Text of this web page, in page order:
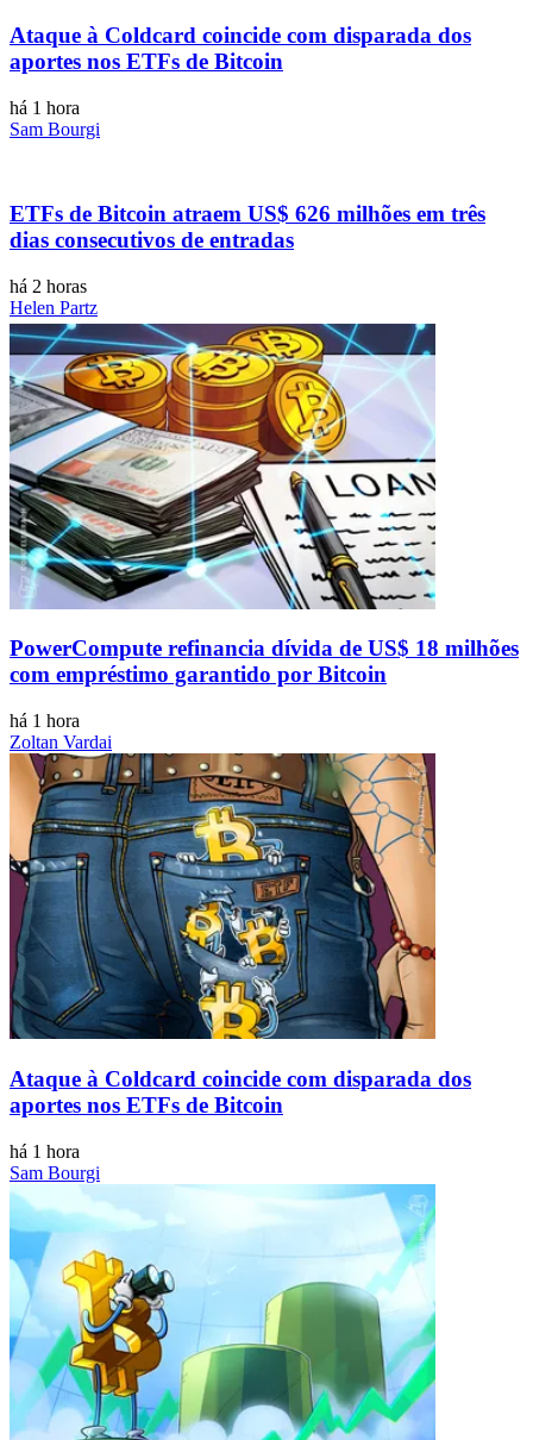
Ataque à Coldcard coincide com disparada dos
aportes nos ETFs de Bitcoin
há 1 hora
Sam Bourgi
ETFs de Bitcoin atraem US$ 626 milhões em três
dias consecutivos de entradas
há 2 horas
Helen Partz
PowerCompute refinancia dívida de US$ 18 milhões
com empréstimo garantido por Bitcoin
há 1 hora
Zoltan Vardai
Ataque à Coldcard coincide com disparada dos
aportes nos ETFs de Bitcoin
há 1 hora
Sam Bourgi